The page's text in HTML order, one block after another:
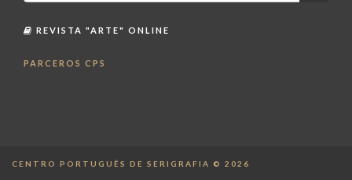
REVISTA "ARTE" ONLINE
PARCEROS CPS
CENTRO PORTUGUÊS DE SERIGRAFIA © 2026